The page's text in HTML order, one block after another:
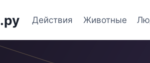
Действия Животные